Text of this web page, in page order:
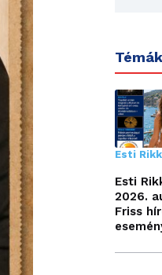
Témák
Esti
Esti
2026.
Friss